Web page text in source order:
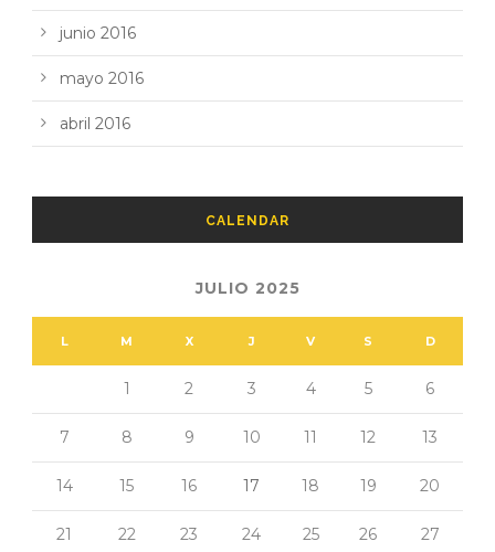
junio 2016
mayo 2016
abril 2016
CALENDAR
JULIO 2025
L M X J V S D
1 2 3 4 5 6
7 8 9 10 11 12 13
14 15 16 17 18 19 20
21 22 23 24 25 26 27